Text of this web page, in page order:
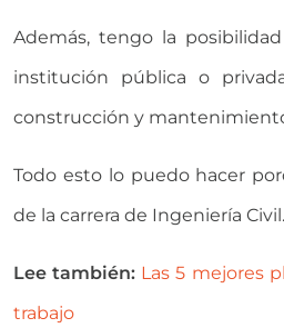
Además, tengo la
institución pública o
construcción y
Todo esto lo puedo hacer
de la carrera de Ingeniería Civil.
Lee también: Las 5 mejores
trabajo